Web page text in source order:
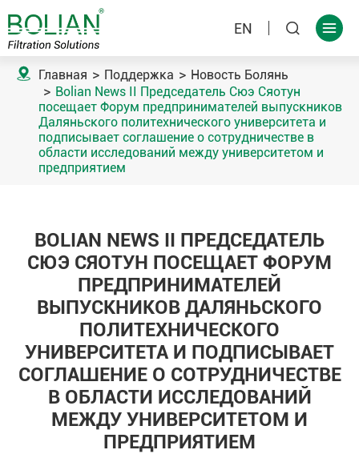
EN  
 Главная Поддержка
Новость Болянь
Bolian News II Председатель Сюэ Сяотун
посещает Форум предпринимателей выпускников
Даляньского политехнического университета и
подписывает соглашение о сотрудничестве в
области исследований между университетом и
предприятием
BOLIAN NEWS II ПРЕДСЕДАТЕЛЬ
СЮЭ СЯОТУН ПОСЕЩАЕТ ФОРУМ
ПРЕДПРИНИМАТЕЛЕЙ
ВЫПУСКНИКОВ ДАЛЯНЬСКОГО
ПОЛИТЕХНИЧЕСКОГО
УНИВЕРСИТЕТА И ПОДПИСЫВАЕТ
СОГЛАШЕНИЕ О СОТРУДНИЧЕСТВЕ
В ОБЛАСТИ ИССЛЕДОВАНИЙ
МЕЖДУ УНИВЕРСИТЕТОМ И
ПРЕДПРИЯТИЕМ